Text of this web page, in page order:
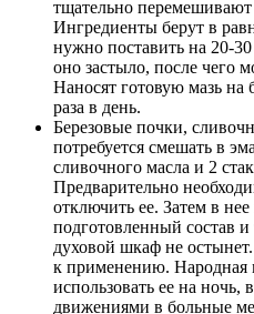
тщательно
Ингредиенты берут в
нужно поставить на 20-
оно застыло, после чего
Наносят готовую мазь
раза в день.
Березовые почки,
потребуется смешать в
сливочного масла и 2
Предварительно
отключить ее. Затем в
подготовленный состав
духовой шкаф не
к применению. Народная
использовать ее на
движениями в больные